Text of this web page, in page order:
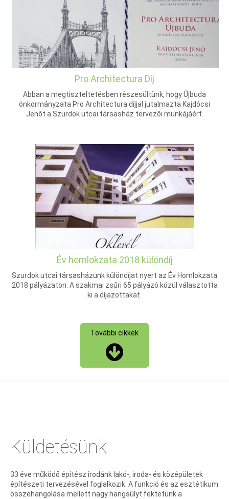
Pro Architectura Díj
Abban a megtiszteltetésben részesültünk, hogy Újbuda
önkormányzata Pro Architectura díjjal jutalmazta Kajdócsi
Jenőt a Szurdok utcai társasház tervezői munkájáért.
Év homlokzata 2018 különdíj
Szurdok utcai társasházunk különdíjat nyert az Év Homlokzata
2018 pályázaton. A szakmai zsűri 65 pályázó közül választotta
ki a díjazottakat.
További cikkek
Küldetésünk
33 éve működő építész irodánk lakó-, iroda- és középületek
építészeti tervezésével foglalkozik. A funkció és az esztétikum
összehangolása mellett nagy hangsúlyt fektetünk a